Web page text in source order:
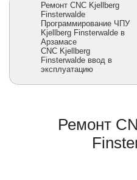
Ремонт CNC Kjellberg
Finsterwalde
Программирование ЧПУ
Kjellberg Finsterwalde в
Арзамасе
CNC Kjellberg
Finsterwalde ввод в
эксплуатацию
Ремонт